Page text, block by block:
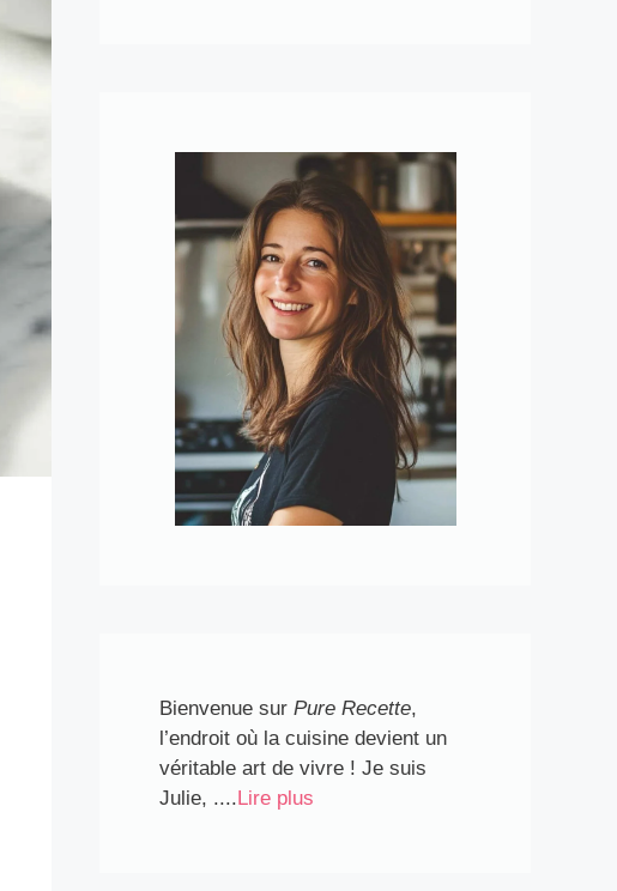
Bienvenue sur Pure Recette,
l’endroit où la cuisine devient un
véritable art de vivre ! Je suis
Julie, ....Lire plus